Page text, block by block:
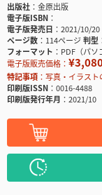
出版社
金原出版
電子版ISBN
電子版発売日
2021/10/20
ページ数
114ページ判型
フォーマット
PDF（パソ
電子版販売価格：
特記事項
写真・イラスト
印刷版ISSN
0016-4488
印刷版発行年月
2021/10